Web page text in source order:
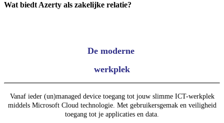
Wat biedt Azerty als zakelijke relatie?
De moderne
werkplek
Vanaf ieder (un)managed device toegang tot jouw slimme ICT-werkplek
middels Microsoft Cloud technologie. Met gebruikersgemak en veiligheid
toegang tot je applicaties en data.